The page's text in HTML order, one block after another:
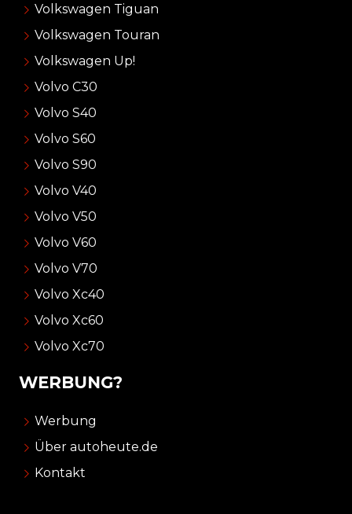
Volkswagen Tiguan
Volkswagen Touran
Volkswagen Up!
Volvo C30
Volvo S40
Volvo S60
Volvo S90
Volvo V40
Volvo V50
Volvo V60
Volvo V70
Volvo Xc40
Volvo Xc60
Volvo Xc70
WERBUNG?
Werbung
Über autoheute.de
Kontakt